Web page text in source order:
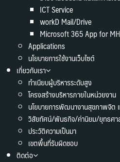
ICT Service
workD Mail/Drive
Microsoft 365 App for
Applications
นโยบายการใช้งานเว็บไซต์
เกี่ยวกับเรา
ทำเนียบผู้บริหารระดับสูง
โครงสร้างบริหารภายในหน่วยงาน
นโยบายการพัฒนางานสุขภาพจิต
วิสัยทัศน์/พันธกิจ/ค่านิยม/ยุทธศ
ประวัติความเป็นมา
เขตพื้นที่รับผิดชอบ
ติดต่อ